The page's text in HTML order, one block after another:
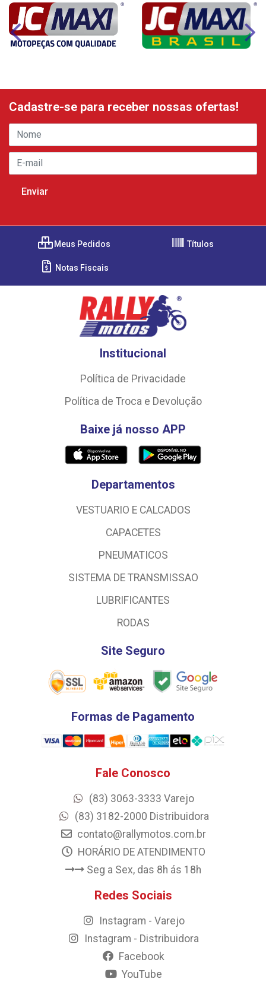
Cadastre-se para receber nossas ofertas!
Meus Pedidos Títulos
Notas Fiscais
Institucional
Política de Privacidade
Política de Troca e Devolução
Baixe já nosso APP
Departamentos
VESTUARIO E CALCADOS
CAPACETES
PNEUMATICOS
SISTEMA DE TRANSMISSAO
LUBRIFICANTES
RODAS
Site Seguro
Formas de Pagamento
Fale Conosco
(83) 3063-3333 Varejo
(83) 3182-2000 Distribuidora
contato@rallymotos.com.br
HORÁRIO DE ATENDIMENTO
Seg a Sex, das 8h ás 18h
Redes Sociais
Instagram - Varejo
Instagram - Distribuidora
Facebook
YouTube